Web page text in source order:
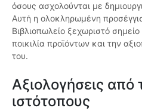
όσους ασχολούνται με
Αυτή η ολοκληρωμένη
Βιβλιοπωλείο ξεχωριστό
ποικιλία προϊόντων και την
του.
Αξιολογήσεις
ιστότοπους